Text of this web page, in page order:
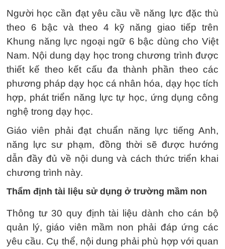
Người học cần đạt yêu cầu về năng lực đặc thù
theo 6 bậc và theo 4 kỹ năng giao tiếp trên
Khung năng lực ngoại ngữ 6 bậc dùng cho Việt
Nam. Nội dung dạy học trong chương trình được
thiết kế theo kết cấu đa thành phần theo các
phương pháp dạy học cá nhân hóa, dạy học tích
hợp, phát triển năng lực tự học, ứng dụng công
nghệ trong dạy học.
Giáo viên phải đạt chuẩn năng lực tiếng Anh,
năng lực sư phạm, đồng thời sẽ được hướng
dẫn đầy đủ về nội dung và cách thức triển khai
chương trình này.
Thẩm định tài liệu sử dụng ở trường mầm non
Thông tư 30 quy định tài liệu dành cho cán bộ
quản lý, giáo viên mầm non phải đáp ứng các
yêu cầu. Cụ thể, nội dung phải phù hợp với quan